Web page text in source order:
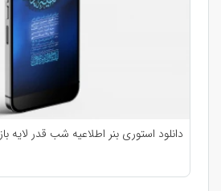
دانلود استوری بنر اطلاعیه شب قدر لایه باز